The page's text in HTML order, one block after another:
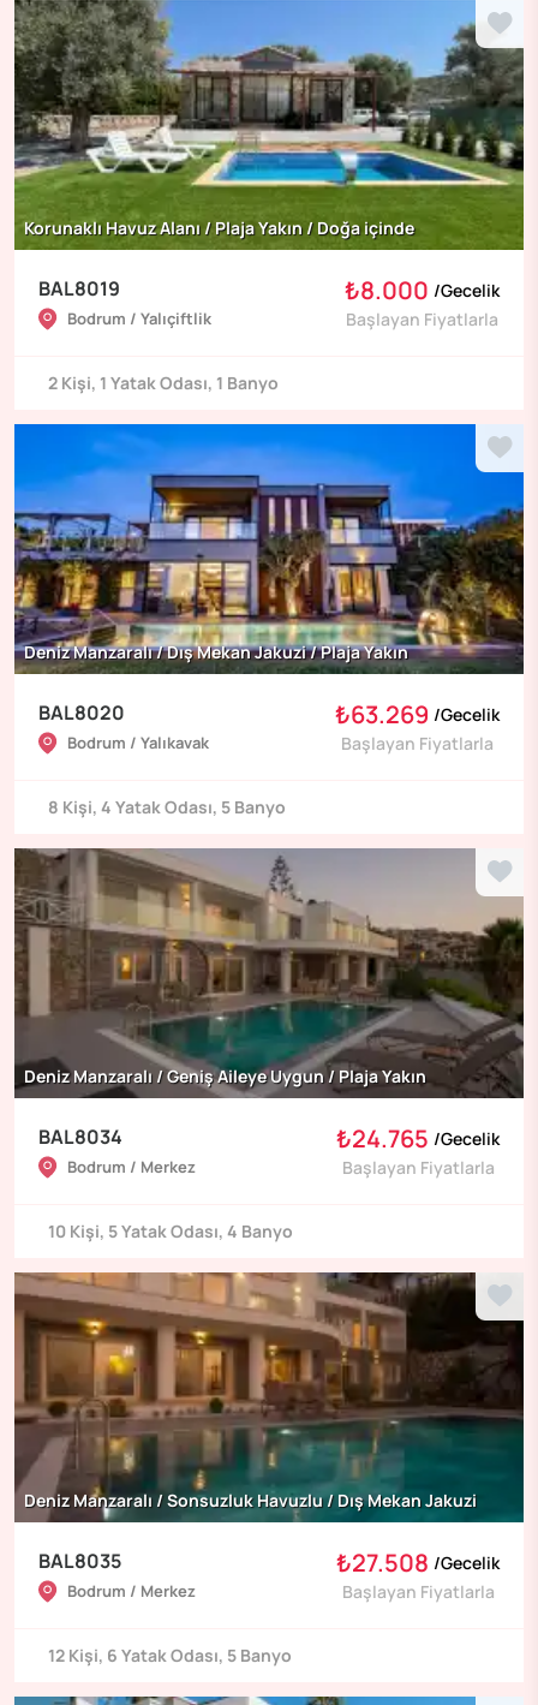
Korunaklı Havuz Alanı / Plaja Yakın / Doğa içinde
BAL8019
Bodrum / Yalıçiftlik
₺8.000 /Gecelik
Başlayan Fiyatlarla
2 Kişi, 1 Yatak Odası, 1 Banyo
Deniz Manzaralı / Dış Mekan Jakuzi / Plaja Yakın
BAL8020
Bodrum / Yalıkavak
₺63.269 /Gecelik
Başlayan Fiyatlarla
8 Kişi, 4 Yatak Odası, 5 Banyo
Deniz Manzaralı / Geniş Aileye Uygun / Plaja Yakın
BAL8034
Bodrum / Merkez
₺24.765 /Gecelik
Başlayan Fiyatlarla
10 Kişi, 5Yatak Odası, 4 Banyo
Deniz Manzaralı / Sonsuzluk Havuzlu / Dış Mekan Jakuzi
BAL8035
Bodrum / Merkez
₺27.508 /Gecelik
Başlayan Fiyatlarla
12 Kişi, 6 Yatak Odası, 5 Banyo